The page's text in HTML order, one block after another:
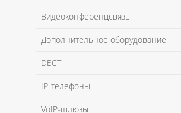
Я даю согласие на обработку моих
связи в соответствии сПолитикой в
Я даю согласие на обработку моих
связи в соответствии с
Видеоконференцсвязь
Дополнительное оборудование
DECT
IP-телефоны
VoIP-шлюзы